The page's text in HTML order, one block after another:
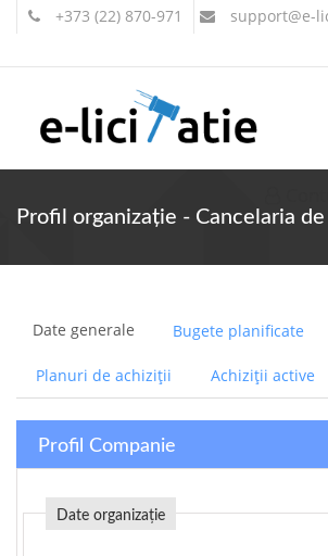
+373 (22) 870-971 support@e-
Profil organizație - Cancelaria
Date generale Bugete planificate
Planuri de achiziții Achiziții active
Profil Companie
Date organizație